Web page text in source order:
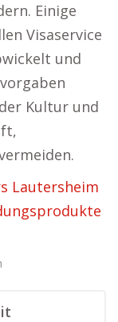
Einige
Visaservice
und
Kultur und
Lautersheim